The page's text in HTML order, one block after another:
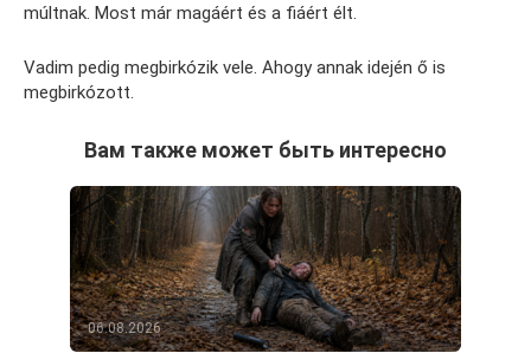
múltnak. Most már magáért és a fiáért élt.
Vadim pedig megbirkózik vele. Ahogy annak idején ő is
megbirkózott.
Вам также может быть интересно
06.08.2026